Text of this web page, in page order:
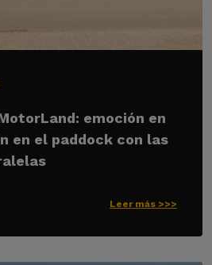
emoción en
en el paddock con las
Leer más >>>